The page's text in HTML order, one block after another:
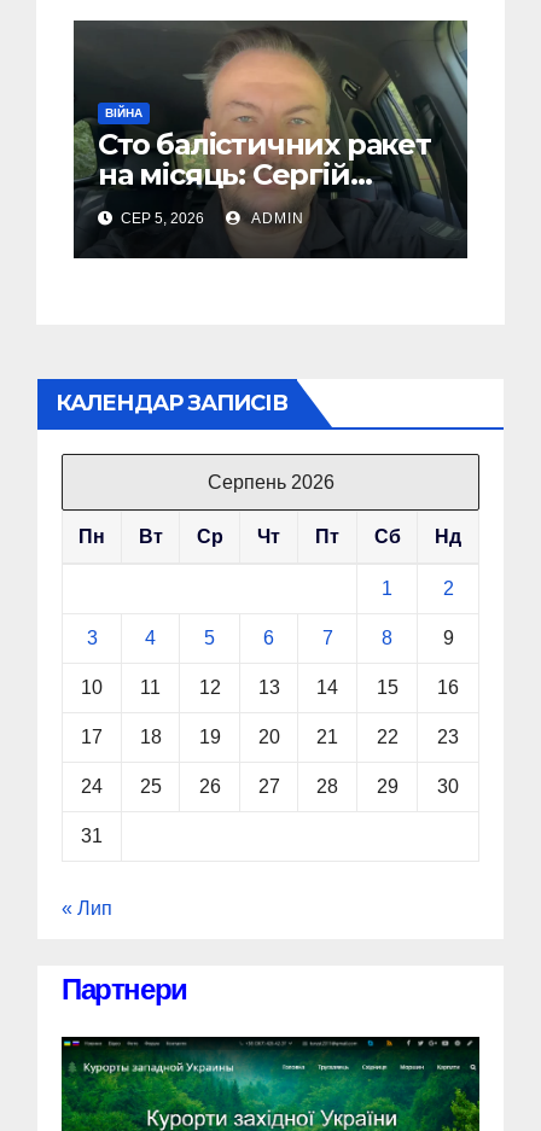
ВІЙНА
Сто балістичних ракет
на місяць: Сергій
“Флеш” закликав
українців готуватися
до гіршого
СЕР 5, 2026 ADMIN
КАЛЕНДАР ЗАПИСІВ
Серпень 2026
Пн Вт Ср Чт Пт Сб Нд
1 2
3 4 5 6 7 8 9
10 11 12 13 14 15 16
17 18 19 20 21 22 23
24 25 26 27 28 29 30
31
« Лип
Партнери